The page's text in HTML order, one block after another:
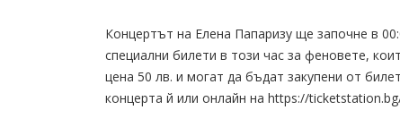
Концертът на Елена Папаризу ще започне в
специални билети в този час за феновете,
цена 50 лв. и могат да бъдат закупени от
концерта й или онлайн на https://